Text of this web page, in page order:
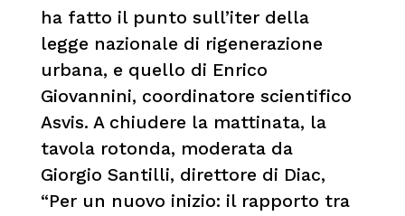
ha fatto il punto sull’iter della
legge nazionale di rigenerazione
urbana, e quello di Enrico
Giovannini, coordinatore scientifico
Asvis. A chiudere la mattinata, la
tavola rotonda, moderata da
Giorgio Santilli, direttore di Diac,
“Per un nuovo inizio: il rapporto tra